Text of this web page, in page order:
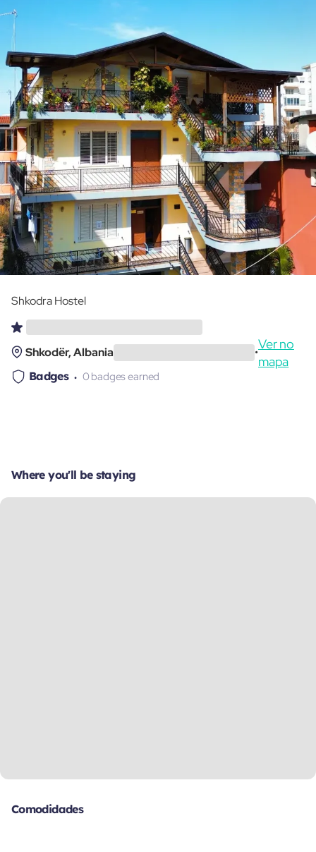
Shkodra Hostel
Shkodër, Albania •
Ver no
mapa
Badges 0 badges earned
Where you'll be staying
Comodidades